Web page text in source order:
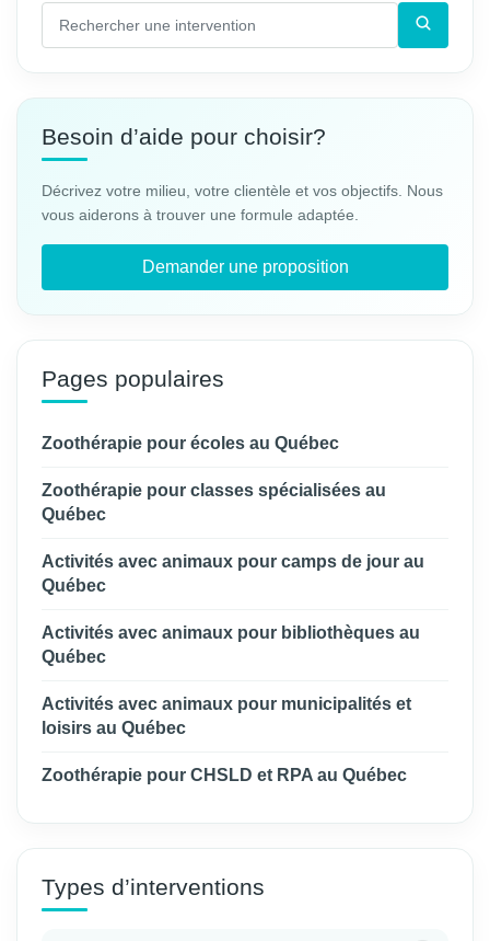
Besoin d’aide pour choisir?
Décrivez votre milieu, votre clientèle et vos objectifs. Nous
vous aiderons à trouver une formule adaptée.
Demander une proposition
Pages populaires
Zoothérapie pour écoles au Québec
Zoothérapie pour classes spécialisées au
Québec
Activités avec animaux pour camps de jour au
Québec
Activités avec animaux pour bibliothèques au
Québec
Activités avec animaux pour municipalités et
loisirs au Québec
Zoothérapie pour CHSLD et RPA au Québec
Types d’interventions